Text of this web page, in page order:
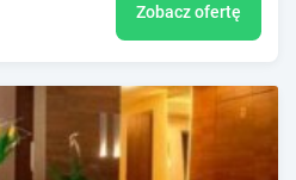
Zobacz ofertę